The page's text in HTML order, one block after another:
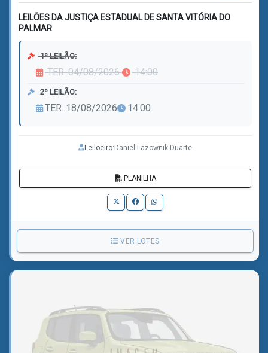
LEILÕES DA JUSTIÇA ESTADUAL DE SANTA VITÓRIA DO
PALMAR
1º LEILÃO:
TER. 04/08/2026 14:00
2º LEILÃO:
TER. 18/08/2026 14:00
Leiloeiro:Daniel Lazownik Duarte
PLANILHA
VER LOTES